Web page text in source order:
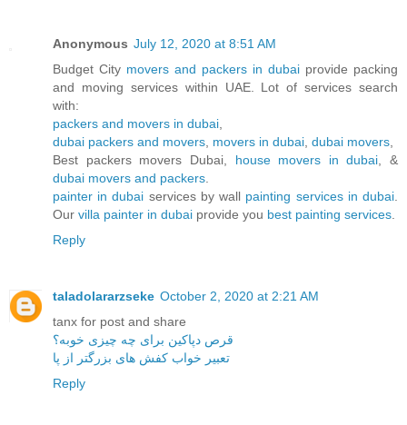
Anonymous July 12, 2020 at 8:51 AM
Budget City movers and packers in dubai provide packing
and moving services within UAE. Lot of services search
with:
packers and movers in dubai,
dubai packers and movers, movers in dubai, dubai movers,
Best packers movers Dubai, house movers in dubai, &
dubai movers and packers.
painter in dubai services by wall painting services in dubai.
Our villa painter in dubai provide you best painting services.
Reply
taladolararzseke October 2, 2020 at 2:21 AM
tanx for post and share
قرص دپاکین برای چه چیزی خوبه؟
تعبیر خواب کفش های بزرگتر از پا
Reply